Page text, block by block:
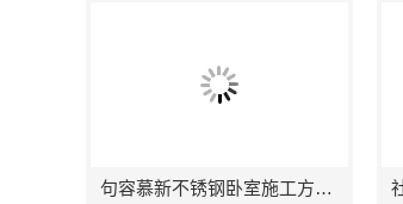
句容慕新不锈钢卧室施工方案哪家强